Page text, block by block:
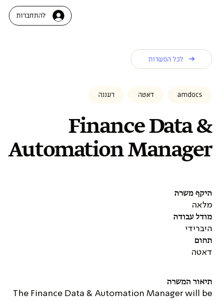
להתחברות
תיאור המשרה
The Finance Data & Automation Manager will be
לכל המשרות
Finance Data &
Automation Manager
amdocs דאטה רעננה
היקף משרה
מלאה
מודל עבודה
היברידי
תחום
דאטה